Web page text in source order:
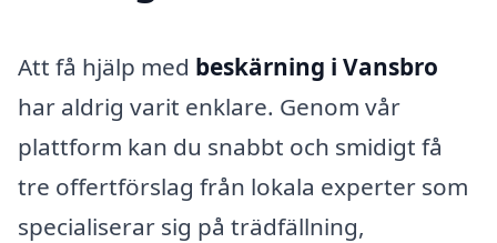
Att få hjälp med beskärning i Vansbro
har aldrig varit enklare. Genom vår
plattform kan du snabbt och smidigt få
tre offertförslag från lokala experter som
specialiserar sig på trädfällning,